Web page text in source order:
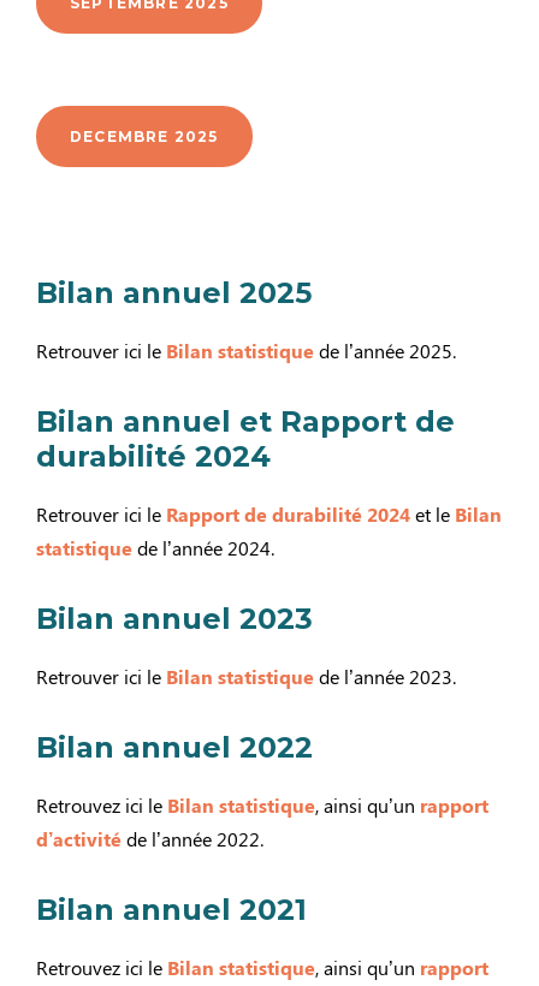
DECEMBRE 2025
Bilan annuel 2025
Retrouver ici le Bilan statistiquede l’année 2025.
Bilan annuel et Rapport de
durabilité 2024
Retrouver ici le Rapport de durabilité 2024et le Bilan
statistiquede l’année 2024.
Bilan annuel 2023
Retrouver ici le Bilan statistiquede l’année 2023.
Bilan annuel 2022
Retrouvez ici le Bilan statistique, ainsi qu’un rapport
d’activitéde l’année 2022.
Bilan annuel 2021
Retrouvez ici le Bilan statistique, ainsi qu’un rapport